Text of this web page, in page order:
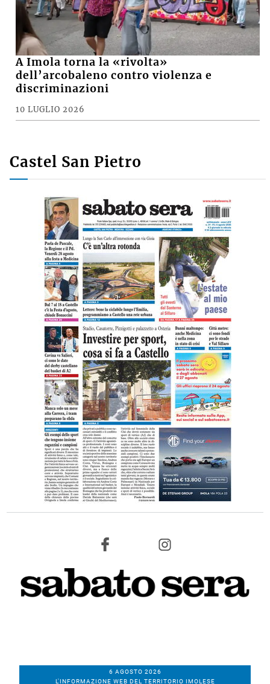
A Imola torna la «rivolta»
dell’arcobaleno contro violenza e
discriminazioni
10 LUGLIO 2026
Castel San Pietro
6 AGOSTO 2026
L'INFORMAZIONE WEB DEL TERRITORIO IMOLESE